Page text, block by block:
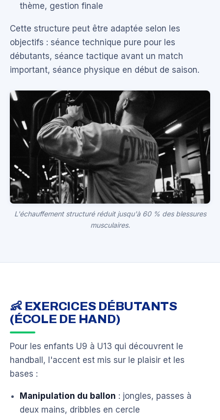
thème, gestion finale
Cette structure peut être adaptée selon les
objectifs : séance technique pure pour les
débutants, séance tactique avant un match
important, séance physique en début de saison.
L'échauffement structuré réduit jusqu'à 60 % des blessures
musculaires.
👶 EXERCICES DÉBUTANTS
(ÉCOLE DE HAND)
Pour les enfants U9 à U13 qui découvrent le
handball, l'accent est mis sur le plaisir et les
bases :
Manipulation du ballon : jongles, passes à
deux mains, dribbles en cercle